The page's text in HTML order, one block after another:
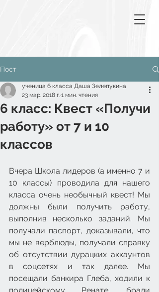
Пост
6 класс: Квест «Получи
работу» от 7 и 10
классов
ученица 6 класса Даша Зелепукина
23 мар. 2018 г.1 мин. чтения
Вчера Школа лидеров (а именно 7 и
10 классы) проводила для нашего
класса очень необычный квест! Мы
должны были получить работу,
выполнив несколько заданий. Мы
получали паспорт, доказывали, что
мы не верблюды, получали справку
об отсутствии дурацких аккаунтов
в соцсетях и так далее. Мы
посещали банкира Глеба, ходили к